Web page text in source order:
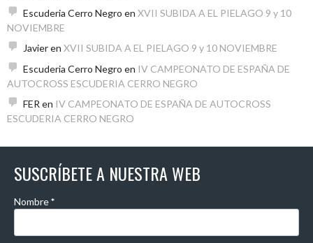
Escuderia Cerro Negro en XVII SUBIDA A EL PIELAGO 9 y 10
NOVIEMBRE
Javieren XVII SUBIDA A EL PIELAGO 9 y 10 NOVIEMBRE
Escuderia Cerro Negro en IV CAMPEONATO DE ESPAÑA DE
AUTOCROSS ESCUDERIA CERRO NEGRO
FER en IV CAMPEONATO DE ESPAÑA DE AUTOCROSS
ESCUDERIA CERRO NEGRO
SUSCRÍBETE A NUESTRA WEB
Nombre*